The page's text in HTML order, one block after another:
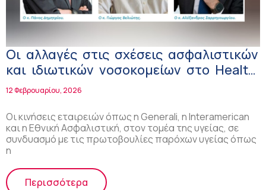
Οι αλλαγές στις σχέσεις ασφαλιστικών
και ιδιωτικών νοσοκομείων στο Health
Next Generation
12 Φεβρουαρίου, 2026
Οι κινήσεις εταιρειών όπως η Generali, η Interamerican
και η Εθνική Ασφαλιστική, στον τομέα της υγείας, σε
συνδυασμό με τις πρωτοβουλίες παρόχων υγείας όπως
η
Περισσότερα